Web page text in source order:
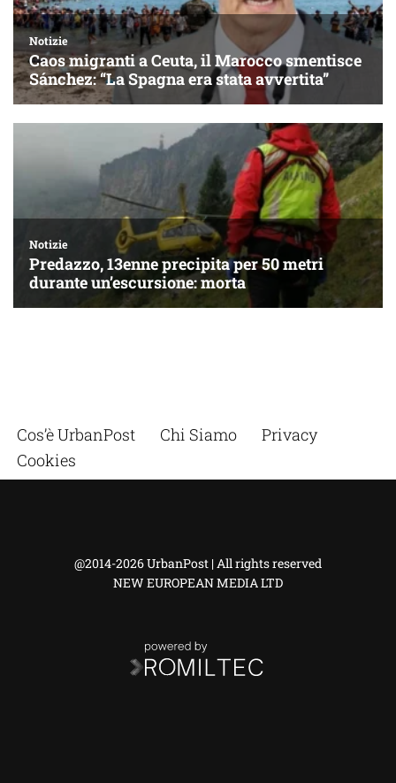
Cos’è UrbanPost Chi Siamo
Privacy
Cookies
@2014-2026 UrbanPost | All rights reserved
NEW EUROPEAN MEDIA LTD